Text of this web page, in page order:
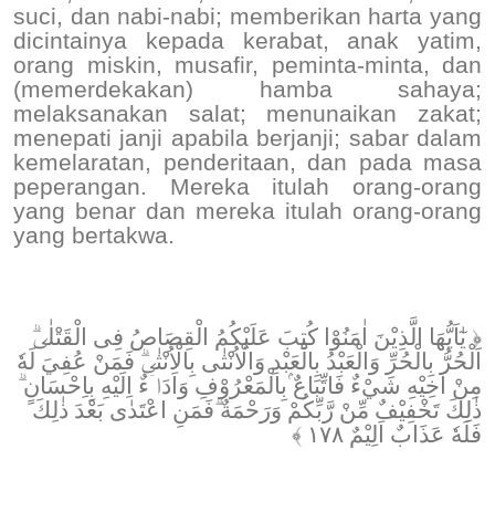
suci, dan nabi-nabi; memberikan harta yang
dicintainya kepada kerabat, anak yatim,
orang miskin, musafir, peminta-minta, dan
(memerdekakan) hamba sahaya;
melaksanakan salat; menunaikan zakat;
menepati janji apabila berjanji; sabar dalam
kemelaratan, penderitaan, dan pada masa
peperangan. Mereka itulah orang-orang
yang benar dan mereka itulah orang-orang
yang bertakwa.
﴿ يٰٓاَيُّهَا الَّذِيْنَ اٰمَنُوْا كُتِبَ عَلَيْكُمُ الْقِصَاصُ فِى الْقَتْلٰىۗ
اَلْحُرُّ بِالْحُرِّ وَالْعَبْدُ بِالْعَبْدِ وَالْاُنْثٰى بِالْاُنْثٰىۗ فَمَنْ عُفِيَ لَهٗ
مِنْ اَخِيْهِ شَيْءٌ فَاتِّبَاعٌ ۢبِالْمَعْرُوْفِ وَاَدَاۤءٌ اِلَيْهِ بِاِحْسَانٍ ۗ
ذٰلِكَ تَخْفِيْفٌ مِّنْ رَّبِّكُمْ وَرَحْمَةٌ ۗفَمَنِ اعْتَدٰى بَعْدَ ذٰلِكَ
فَلَهٗ عَذَابٌ اَلِيْمٌ ١٧٨ ﴾